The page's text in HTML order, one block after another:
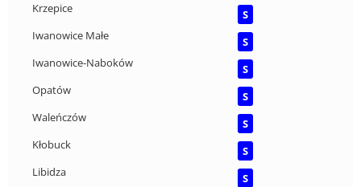
Krzepice
S
Iwanowice Małe
S
Iwanowice-Naboków
S
Opatów
S
Waleńczów
S
Kłobuck
S
Libidza
S